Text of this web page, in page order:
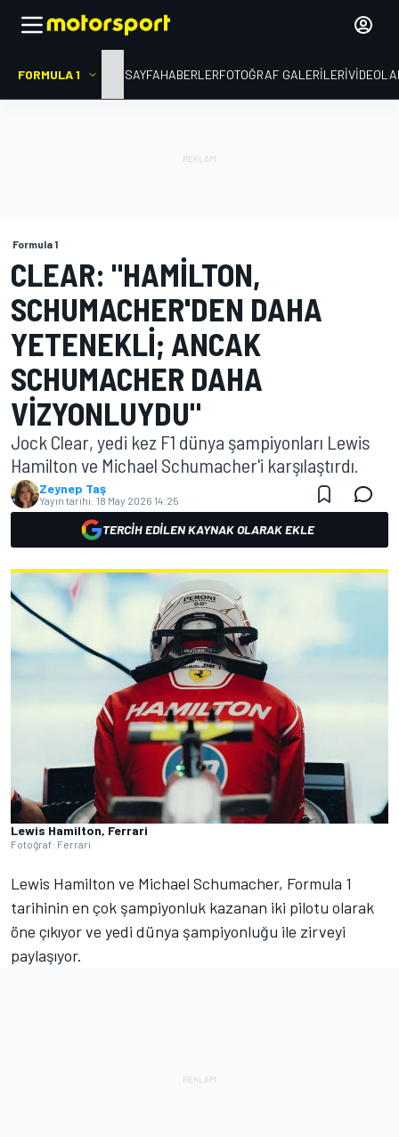
FORMULA 1 ANA SAYFAHABERLERFOTOĞRAF GALERILERI
Formula 1
CLEAR: "HAMILTON,
SCHUMACHER'DEN DAHA
YETENEKLI; ANCAK
SCHUMACHER DAHA
VIZYONLUYDU"
Jock Clear, yedi kez F1 dünya şampiyonları Lewis
Hamilton ve Michael Schumacher'i karşılaştırdı.
Zeynep Taş
Yayın tarihi: 18 May 2026 14:25
TERCIH EDILEN KAYNAK OLARAK EKLE
Lewis Hamilton, Ferrari
Fotoğraf: Ferrari
Lewis Hamilton ve Michael Schumacher, Formula 1
tarihinin en çok şampiyonluk kazanan iki pilotu olarak
öne çıkıyor ve yedi dünya şampiyonluğu ile zirveyi
paylaşıyor.